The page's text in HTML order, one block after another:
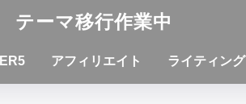
ーマ移行作業中
アフィリエイト ライティング